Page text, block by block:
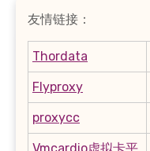
友情链接：
Thordata
Flyproxy
proxycc